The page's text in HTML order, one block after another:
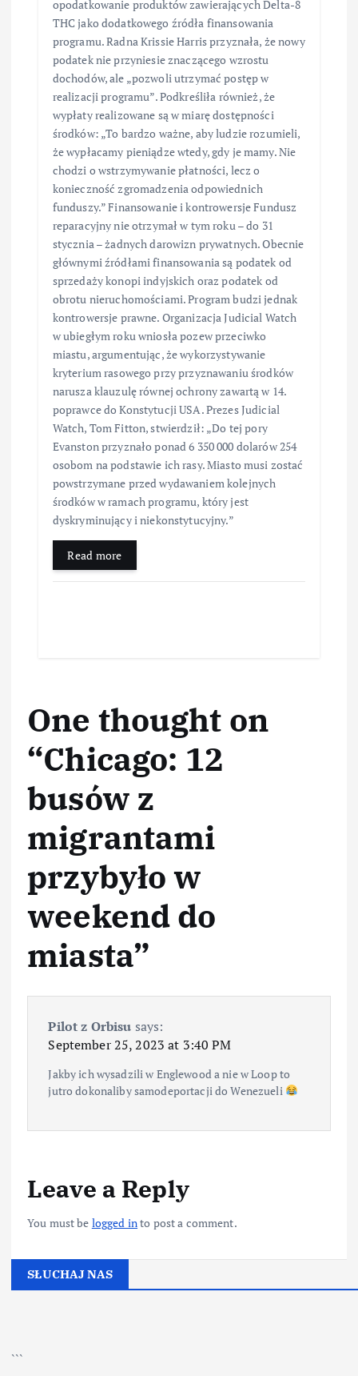
opodatkowanie produktów zawierających Delta-8
THC jako dodatkowego źródła finansowania
programu. Radna Krissie Harris przyznała, że nowy
podatek nie przyniesie znaczącego wzrostu
dochodów, ale „pozwoli utrzymać postęp w
realizacji programu”. Podkreśliła również, że
wypłaty realizowane są w miarę dostępności
środków: „To bardzo ważne, aby ludzie rozumieli,
że wypłacamy pieniądze wtedy, gdy je mamy. Nie
chodzi o wstrzymywanie płatności, lecz o
konieczność zgromadzenia odpowiednich
funduszy.” Finansowanie i kontrowersje Fundusz
reparacyjny nie otrzymał w tym roku – do 31
stycznia – żadnych darowizn prywatnych. Obecnie
głównymi źródłami finansowania są podatek od
sprzedaży konopi indyjskich oraz podatek od
obrotu nieruchomościami. Program budzi jednak
kontrowersje prawne. Organizacja Judicial Watch
w ubiegłym roku wniosła pozew przeciwko
miastu, argumentując, że wykorzystywanie
kryterium rasowego przy przyznawaniu środków
narusza klauzulę równej ochrony zawartą w 14.
poprawce do Konstytucji USA. Prezes Judicial
Watch, Tom Fitton, stwierdził: „Do tej pory
Evanston przyznało ponad 6 350 000 dolarów 254
osobom na podstawie ich rasy. Miasto musi zostać
powstrzymane przed wydawaniem kolejnych
środków w ramach programu, który jest
dyskryminujący i niekonstytucyjny.”
Read more
One thought on
“Chicago: 12
busów z
migrantami
przybyło w
weekend do
miasta”
Pilot z Orbisu says:
September 25, 2023 at 3:40 PM
Jakby ich wysadzili w Englewood a nie w Loop to
jutro dokonaliby samodeportacji do Wenezueli
Leave a Reply
You must be logged into post a comment.
SŁUCHAJ NAS
```